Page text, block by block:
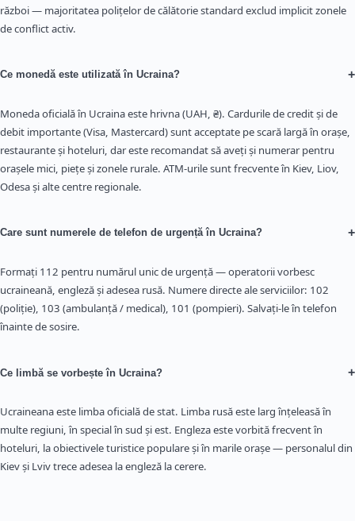
război — majoritatea polițelor de călătorie standard exclud implicit zonele
de conflict activ.
Ce monedă este utilizată în Ucraina? +
Moneda oficială în Ucraina este hrivna (UAH, ₴). Cardurile de credit și de
debit importante (Visa, Mastercard) sunt acceptate pe scară largă în orașe,
restaurante și hoteluri, dar este recomandat să aveți și numerar pentru
orașele mici, piețe și zonele rurale. ATM-urile sunt frecvente în Kiev, Liov,
Odesa și alte centre regionale.
Care sunt numerele de telefon de urgență în Ucraina? +
Formați 112 pentru numărul unic de urgență — operatorii vorbesc
ucraineană, engleză și adesea rusă. Numere directe ale serviciilor: 102
(poliție), 103 (ambulanță / medical), 101 (pompieri). Salvați-le în telefon
înainte de sosire.
Ce limbă se vorbește în Ucraina? +
Ucraineana este limba oficială de stat. Limba rusă este larg înțeleasă în
multe regiuni, în special în sud și est. Engleza este vorbită frecvent în
hoteluri, la obiectivele turistice populare și în marile orașe — personalul din
Kiev și Lviv trece adesea la engleză la cerere.